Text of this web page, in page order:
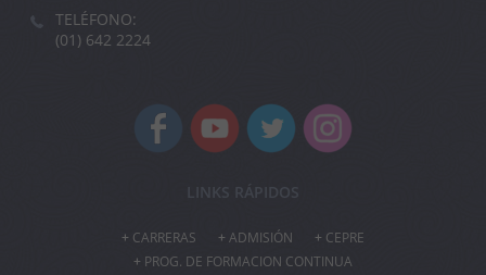
TELÉFONO:
(01) 642 2224
LINKS RÁPIDOS
CARRERAS ADMISIÓN
CEPRE
PROG. DE FORMACION CONTINUA